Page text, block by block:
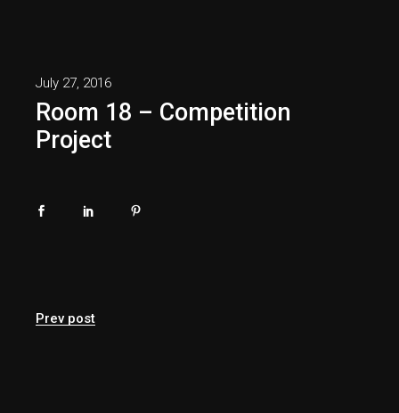
July 27, 2016
Room 18 – Competition
Project
Prev post